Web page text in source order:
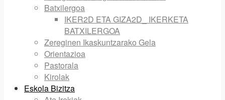
Batxilergoa
IKER2D ETA GIZA2D_ IKERKETA
BATXILERGOA
Zereginen Ikaskuntzarako Gela
Orientazioa
Pastorala
Kirolak
Eskola Bizitza